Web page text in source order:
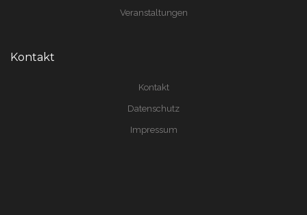
Veranstaltungen
Kontakt
Kontakt
Datenschutz
Impressum